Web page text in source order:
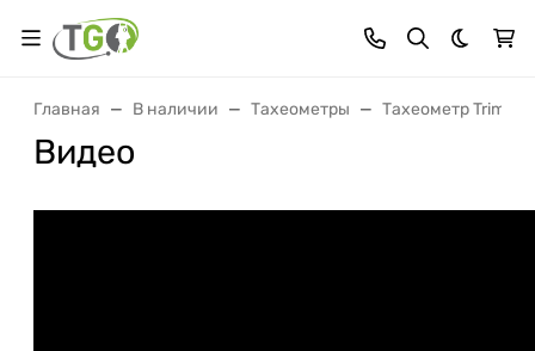
Темная
Главная В наличии Тахеометры Тахеометр Trimble
Видео